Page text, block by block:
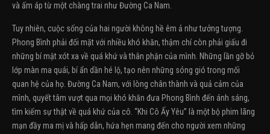
và ấm áp từ một chàng trai như Đường Ca Nam.
Tuy nhiên, cuộc sống của hai người không hề êm ả như tưởng tượng.
Phong Bình phải đối mặt với nhiều khó khăn, thậm chí còn phải giấu đi
những bí mật xót xa về quá khứ và thân phận của mình. Những lần gỡ bỏ
lớp màn ma quái, bí ẩn dần hé lộ, tạo nên những sóng gió trong mối
quan hệ của họ. Đường Ca Nam, với lòng chân thành và quả cảm của
mình, quyết tâm vượt qua mọi khó khăn đưa Phong Bình đến ánh sáng,
tìm kiếm sự thật về quá khứ của cô. “Khi Cô Ấy Yêu” là một bộ phim lãng
mạn đầy ma mị và hấp dẫn, hứa hẹn mang đến cho người xem những